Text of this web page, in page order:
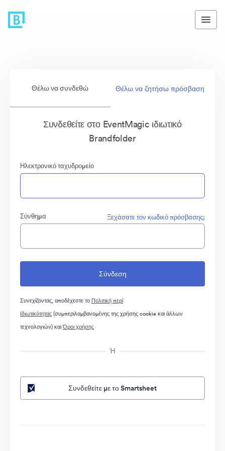
Θέλω να συνδεθώ Θέλω να ζητήσω πρόσβαση
Συνδεθείτε στο EventMagic ιδιωτικό
Brandfolder
Ηλεκτρονικό ταχυδρομείο
Σύνθημα Ξεχάσατε τον κωδικό πρόσβασης;
Συνεχίζοντας, αποδέχεστε το Πολιτική περί
Ιδιωτικότητας(συμπεριλαμβανομένης της χρήσης cookie και άλλων
τεχνολογιών) καιΌροι χρήσης
Ή
Συνδεθείτε με το Smartsheet